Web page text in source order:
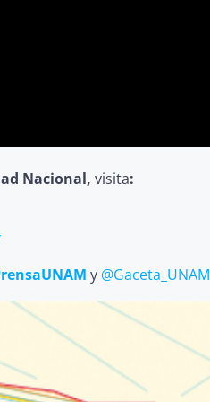
Nacional, visita:
y @Gaceta_UNAM